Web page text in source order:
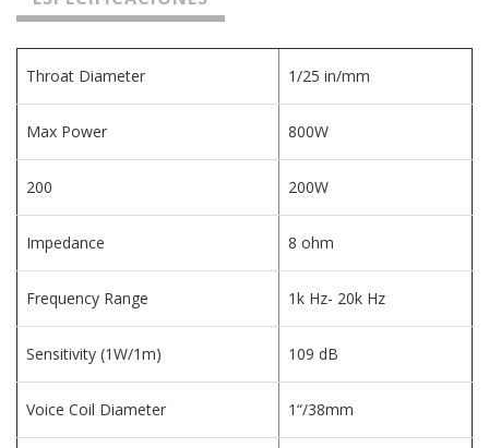
Throat Diameter 1/25 in/mm
Max Power 800W
200 200W
Impedance 8 ohm
Frequency Range 1k Hz- 20k Hz
Sensitivity (1W/1m) 109 dB
Voice Coil Diameter 1“/38mm